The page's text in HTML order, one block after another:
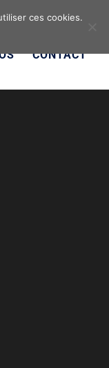
CONTACT
ces cookies.